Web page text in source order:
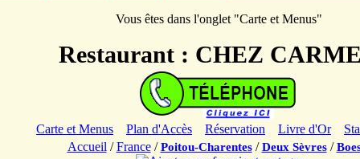
Vous êtes dans l'onglet "Carte et Menus"
Restaurant : CHEZ
Carte et Menus Plan d'Accès Réservation Livre d'Or
Accueil /France/Poitou-Charentes/Deux Sèvres/